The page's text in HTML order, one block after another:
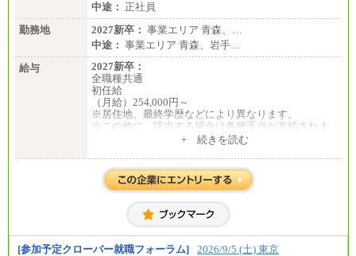
中途： 正社員
勤務地
2027新卒： 事業エリア 青森、…
中途： 事業エリア 青森、岩手…
給与
2027新卒：
全職種共通
初任給
（月給）254,000円～
※居住地、最終学歴などにより異なります。
※この他に、該当する場合は各種手当が支給されま
中途：
全職種共通
※居住地、年齢により異なります。
※この他に、該当する場合は各種手当が支給されま
す。
※試用期間中も給与に変更はございません
+ 続きを読む
[参加予定クローバー就職フォーラム] 2026/9/5 (土) 東京